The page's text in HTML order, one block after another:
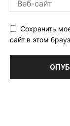
Сохранить
сайт в этом